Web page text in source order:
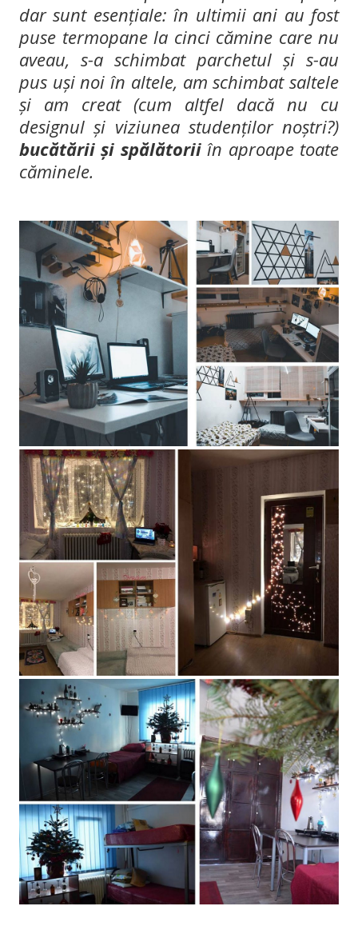
dar sunt esențiale: în ultimii ani au fost
puse termopane la cinci cămine care nu
aveau, s-a schimbat parchetul și s-au
pus uși noi în altele, am schimbat saltele
și am creat (cum altfel dacă nu cu
designul și viziunea studenților noștri?)
bucătării și spălătoriiîn aproape toate
căminele.